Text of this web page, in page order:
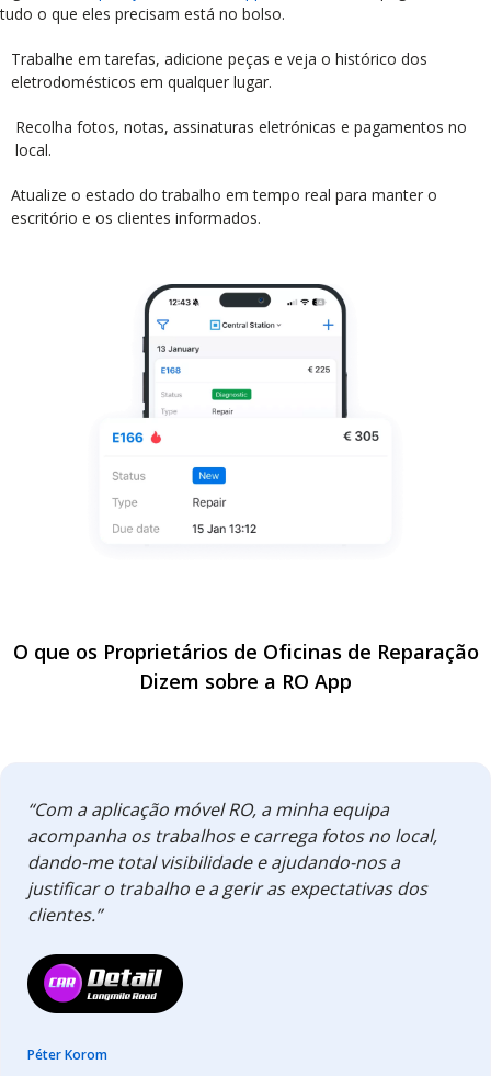
tudo o que eles precisam está no bolso.
Trabalhe em tarefas, adicione peças e veja o histórico dos
eletrodomésticos em qualquer lugar.
Recolha fotos, notas, assinaturas eletrónicas e pagamentos no
local.
Atualize o estado do trabalho em tempo real para manter o
escritório e os clientes informados.
O que os Proprietários de Oficinas de Reparação
Dizem sobre a RO App
“Com a aplicação móvel RO, a minha equipa
acompanha os trabalhos e carrega fotos no local,
dando-me total visibilidade e ajudando-nos a
justificar o trabalho e a gerir as expectativas dos
clientes.”
Péter Korom